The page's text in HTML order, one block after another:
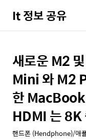
It 정보 공유
상
세
컨
텐
츠
본
문
제
목
새로운 M2
Mini 와 M2
한
HDMI 는 8K
핸드폰 (Hendphone)/애